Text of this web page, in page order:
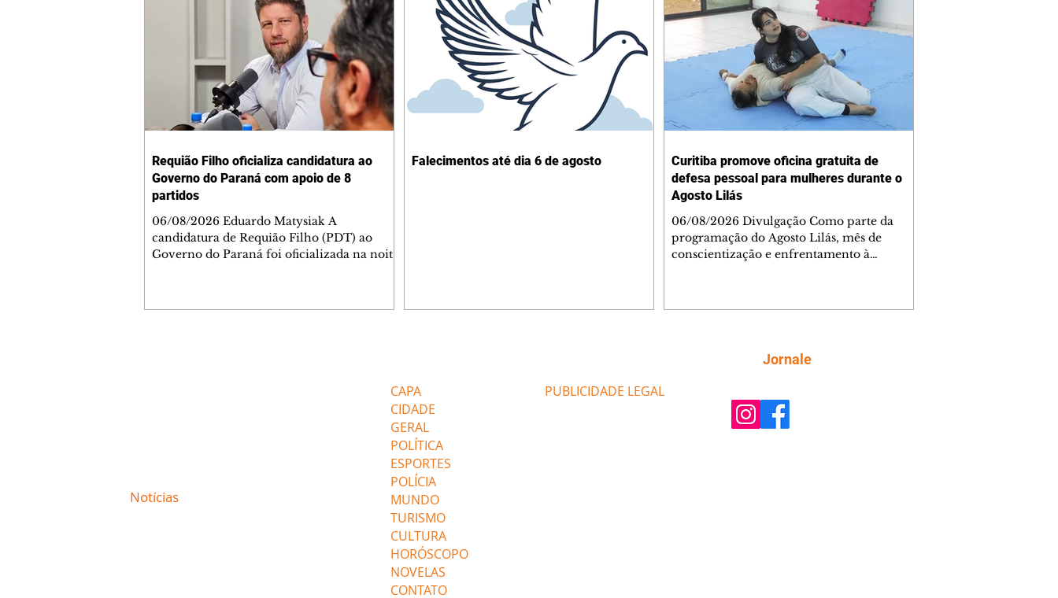
Requião Filho oficializa candidatura ao
Governo do Paraná com apoio de 8
partidos
06/08/2026 Eduardo Matysiak A
candidatura de Requião Filho (PDT) ao
Governo do Paraná foi oficializada na noite
pela celebração da formação da coligação e
Falecimentos até dia 6 de agosto
Curitiba promove oficina gratuita de
defesa pessoal para mulheres durante o
Agosto Lilás
06/08/2026 Divulgação Como parte da
programação do Agosto Lilás, mês de
conscientização e enfrentamento à
Autoproteção, no Teatro da Vila, na Cidade
autoconfiança, incentivar o autocuidado e
Notícias
CAPA
CIDADE
GERAL
POLÍTICA
ESPORTES
POLÍCIA
MUNDO
TURISMO
CULTURA
HORÓSCOPO
NOVELAS
CONTATO
PUBLICIDADE LEGAL
Jornale